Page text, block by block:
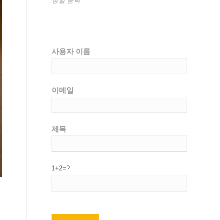
사용자 이름
이메일
제목
1+2=?